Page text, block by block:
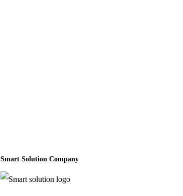
Smart Solution Company